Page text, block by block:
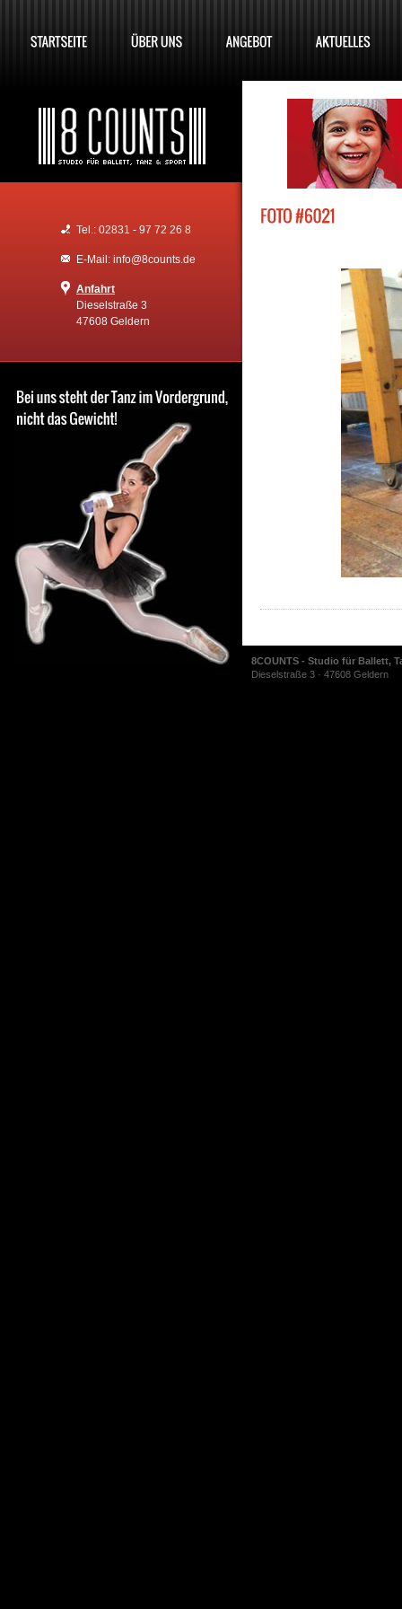
Tel.: 02831 - 97 72 26 8
E-Mail: info@8counts.de
Anfahrt
Dieselstraße 3
47608 Geldern
8COUNTS - Studio für Ballett,
Dieselstraße 3 · 47608 Geldern